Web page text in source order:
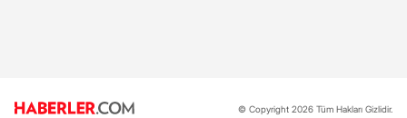
© Copyright 2026 Tüm Hakları Gizlidir.